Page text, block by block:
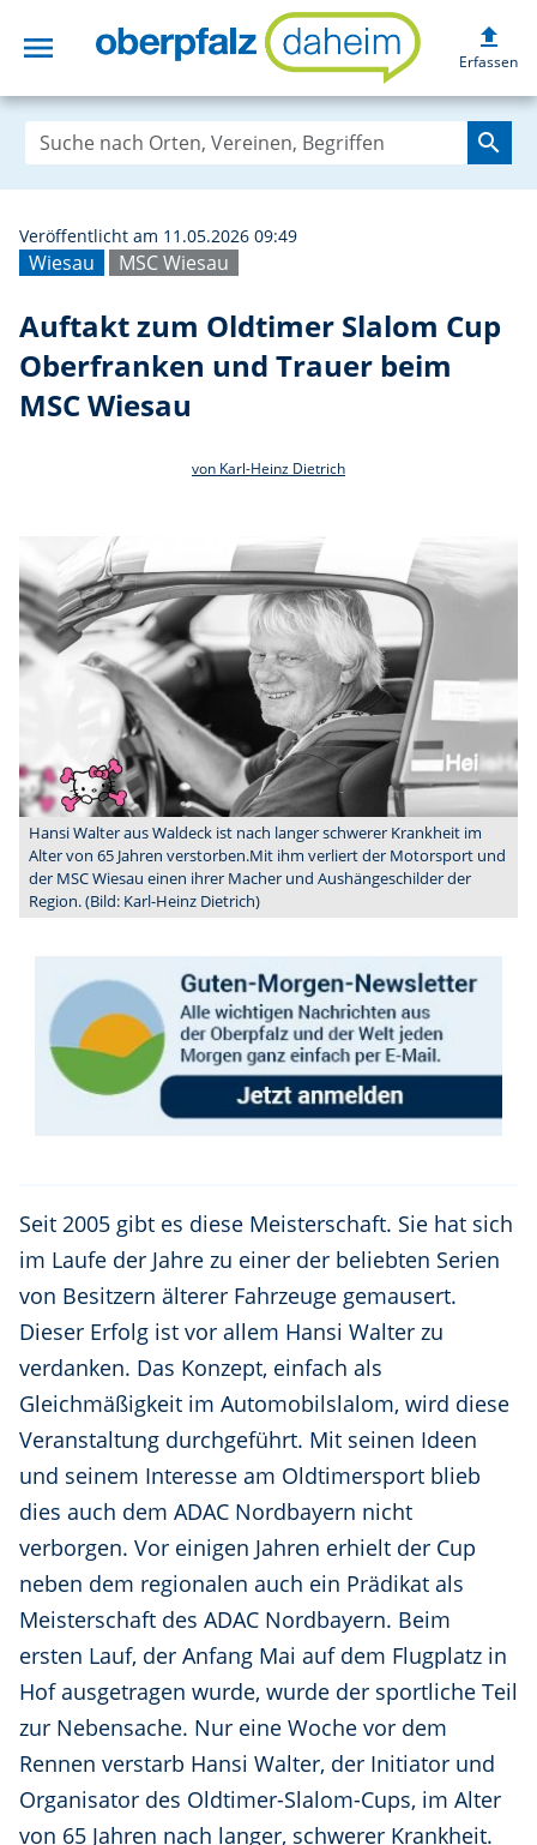
menu Auftakt zum
upload
Erfassen
search
Wiesau MSC Wiesau
Veröffentlicht am 11.05.2026 09:49
Auftakt zum Oldtimer Slalom Cup
Oberfranken und Trauer beim
MSC Wiesau
von Karl-Heinz Dietrich
Hansi Walter aus Waldeck ist nach langer schwerer Krankheit im
Alter von 65 Jahren verstorben.Mit ihm verliert der Motorsport und
der MSC Wiesau einen ihrer Macher und Aushängeschilder der
Region. (Bild: Karl-Heinz Dietrich)
Seit 2005 gibt es diese Meisterschaft. Sie hat sich
im Laufe der Jahre zu einer der beliebten Serien
von Besitzern älterer Fahrzeuge gemausert.
Dieser Erfolg ist vor allem Hansi Walter zu
verdanken. Das Konzept, einfach als
Gleichmäßigkeit im Automobilslalom, wird diese
Veranstaltung durchgeführt. Mit seinen Ideen
und seinem Interesse am Oldtimersport blieb
dies auch dem ADAC Nordbayern nicht
verborgen. Vor einigen Jahren erhielt der Cup
neben dem regionalen auch ein Prädikat als
Meisterschaft des ADAC Nordbayern. Beim
ersten Lauf, der Anfang Mai auf dem Flugplatz in
Hof ausgetragen wurde, wurde der sportliche Teil
zur Nebensache. Nur eine Woche vor dem
Rennen verstarb Hansi Walter, der Initiator und
Organisator des Oldtimer-Slalom-Cups, im Alter
von 65 Jahren nach langer, schwerer Krankheit.